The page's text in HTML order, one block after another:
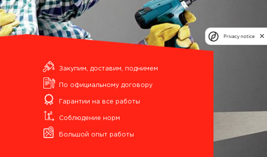
Закупим, доставим, поднимем
По официальному договору
Гарантии на все работы
Соблюдение норм
Большой опыт работы
Privacy notice